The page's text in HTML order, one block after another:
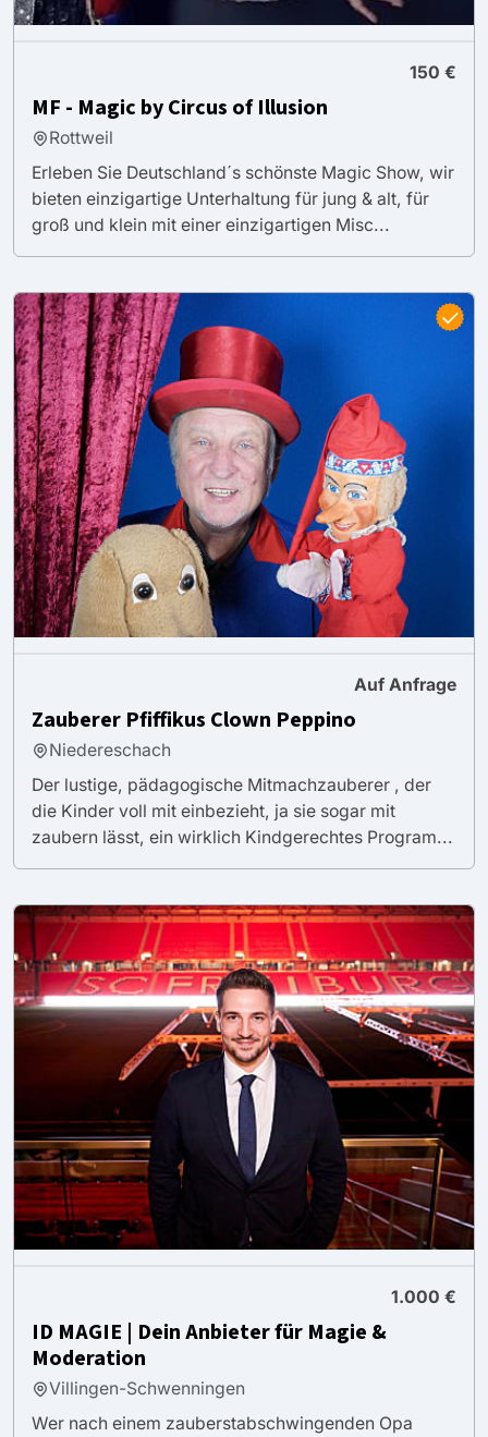
150 €
MF - Magic by Circus of Illusion
Rottweil
Erleben Sie Deutschland´s schönste Magic Show, wir
bieten einzigartige Unterhaltung für jung & alt, für
groß und klein mit einer einzigartigen Misc...
Auf Anfrage
Zauberer Pfiffikus Clown Peppino
Niedereschach
Der lustige, pädagogische Mitmachzauberer , der
die Kinder voll mit einbezieht, ja sie sogar mit
zaubern lässt, ein wirklich Kindgerechtes Program...
1.000 €
ID MAGIE | Dein Anbieter für Magie &
Moderation
Villingen-Schwenningen
Wer nach einem zauberstabschwingenden Opa